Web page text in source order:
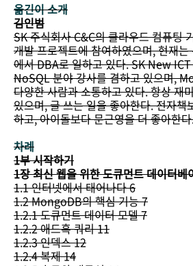
옮긴이 소개
김인범
SK 주식회사 C&C의 클라우드 컴퓨팅
개발 프로젝트에 참여하였으며, 현재
에서 DBA로 일하고 있다. SK New
NoSQL 분야 강사를 겸하고 있으며,
다양한 사람과 소통하고 있다. 항상 재
있으며, 글 쓰는 일을 좋아한다. 전자책
하고, 아이돌보다 문근영을 더 좋아한
차례
1부 시작하기
1장 최신 웹을 위한 도큐먼트 데이터베
1.1 인터넷에서 태어나다 6
1.2 MongoDB의 핵심 기능 7
1.2.1 도큐먼트 데이터 모델 7
1.2.2 애드혹 쿼리 11
1.2.3 인덱스 12
1.2.4 복제 14